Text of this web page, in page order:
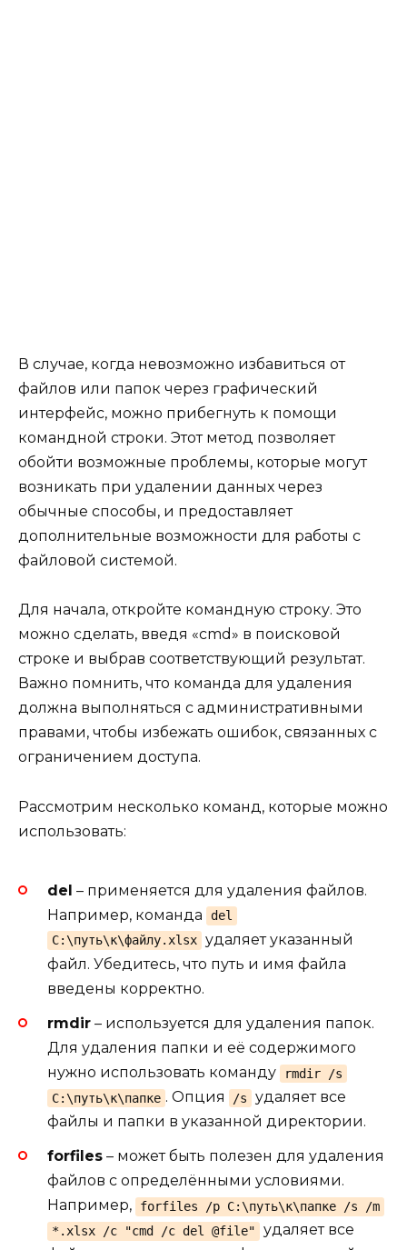
В случае, когда невозможно избавиться от
файлов или папок через графический
интерфейс, можно прибегнуть к помощи
командной строки. Этот метод позволяет
обойти возможные проблемы, которые могут
возникать при удалении данных через
обычные способы, и предоставляет
дополнительные возможности для работы с
файловой системой.
Для начала, откройте командную строку. Это
можно сделать, введя «cmd» в поисковой
строке и выбрав соответствующий результат.
Важно помнить, что команда для удаления
должна выполняться с административными
правами, чтобы избежать ошибок, связанных с
ограничением доступа.
Рассмотрим несколько команд, которые можно
использовать:
del – применяется для удаления файлов.
Например, команда
del
C:\путь\к\файлу.xlsx удаляет указанный
файл. Убедитесь, что путь и имя файла
введены корректно.
rmdir – используется для удаления папок.
Для удаления папки и её содержимого
нужно использовать команду
rmdir /s
C:\путь\к\папке . Опция /s
удаляет все
файлы и папки в указанной директории.
forfiles – может быть полезен для удаления
файлов с определёнными условиями.
Например,
forfiles /p C:\путь\к\папке /s /m
*.xlsx /c "cmd /c del @file"
удаляет все